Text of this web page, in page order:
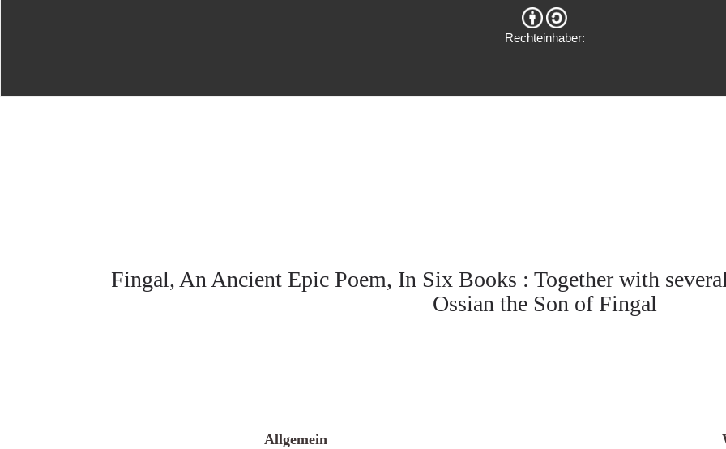
Rechteinhaber:
Fingal, An Ancient Epic Poem, In Six Books : Together with
Ossian the Son of Fingal
Allgemein